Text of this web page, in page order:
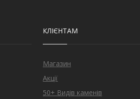
КЛІЄНТАМ
Магазин
Акції
50+ Видів каменів